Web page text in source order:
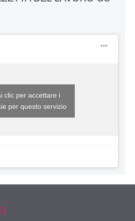
clic per accettare i
per questo servizio